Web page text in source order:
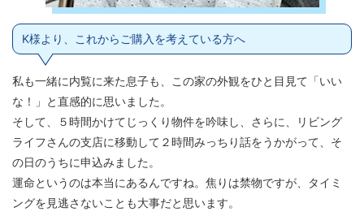
K様より、これからご購入を考えている方へ
私も一緒に内覧に来た息子も、この家の外観をひと目見て「いい
な！」と直感的に思いました。
そして、５時間かけてじっくり物件を吟味し、さらに、リビング
ライフさんの支店に移動して２時間みっちり話をうかがって、そ
の日のうちに申込みました。
運命というのは本当にあるんですね。焦りは禁物ですが、タイミ
ングを見逃さないことも大事だと思います。